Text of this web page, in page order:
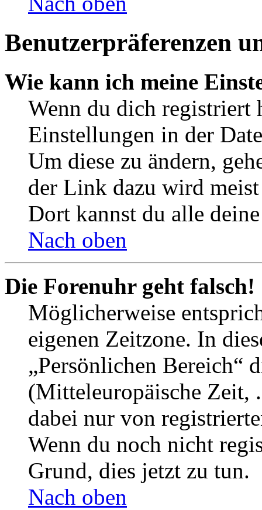
Benutzerpräferenzen
Wie kann ich meine
Wenn du dich registriert
Einstellungen in der
Um diese zu ändern,
der Link dazu wird
Dort kannst du alle
Nach oben
Die Forenuhr geht falsch!
Möglicherweise
eigenen Zeitzone. In
„Persönlichen Bereich“
(Mitteleuropäische Zeit,
dabei nur von
Wenn du noch nicht
Grund, dies jetzt zu tun.
Nach oben